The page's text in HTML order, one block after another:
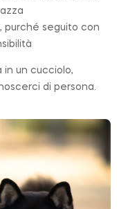
, purché seguito con
un cucciolo,
di persona.